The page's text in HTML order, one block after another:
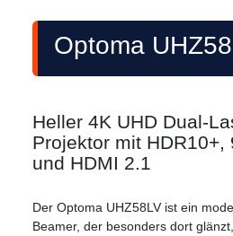
Optoma
Heller 4K UHD Dual-
Projektor mit HDR10+,
und HDMI 2.1
Der Optoma UHZ58LV ist ein
Beamer, der besonders dort